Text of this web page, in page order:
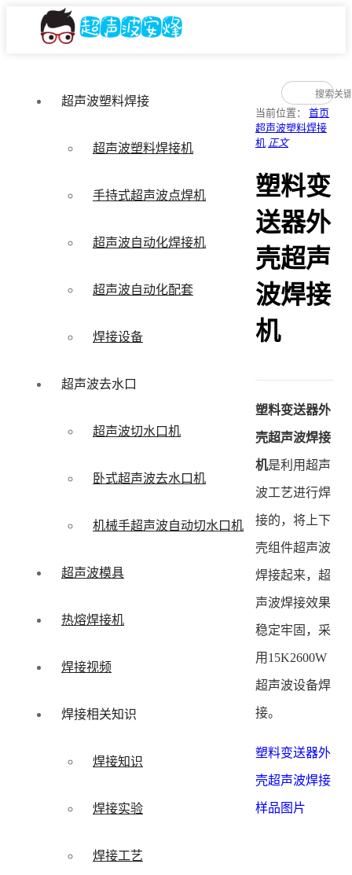
超声波塑料焊接
超声波塑料焊接机
手持式超声波点焊机
超声波自动化焊接机
超声波自动化配套
焊接设备
超声波去水口
超声波切水口机
卧式超声波去水口机
机械手超声波自动切水口机
超声波模具
热熔焊接机
焊接视频
焊接相关知识
焊接知识
焊接实验
焊接工艺
当前位置： 首页
超声波塑料焊接
机 正文
塑料变
送器外
壳超声
波焊接
机
塑料变送器外
壳超声波焊接
机是利用超声
波工艺进行焊
接的，将上下
壳组件超声波
焊接起来，超
声波焊接效果
稳定牢固，采
用15K2600W
超声波设备焊
接。
塑料变送器外
壳超声波焊接
样品图片